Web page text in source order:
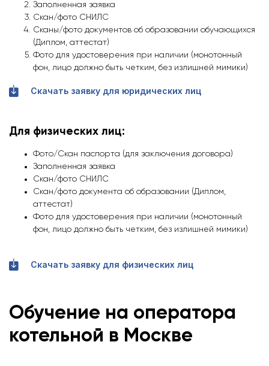
Заполненная заявка
Скан/фото СНИЛС
Сканы/фото документов об образовании обучающихся
(Диплом, аттестат)
Фото для удостоверения при наличии (монотонный
фон, лицо должно быть четким, без излишней мимики)
Скачать заявку для юридических лиц
Для физических лиц:
Фото/Скан паспорта (для заключения договора)
Заполненная заявка
Скан/фото СНИЛС
Скан/фото документа об образовании (Диплом,
аттестат)
Фото для удостоверения при наличии (монотонный
фон, лицо должно быть четким, без излишней мимики)
Скачать заявку для физических лиц
Обучение на оператора
котельной в Москве